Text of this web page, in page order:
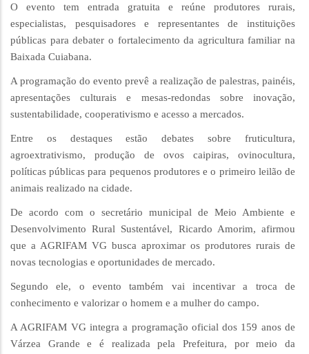
O evento tem entrada gratuita e reúne produtores rurais,
especialistas, pesquisadores e representantes de instituições
públicas para debater o fortalecimento da agricultura familiar na
Baixada Cuiabana.
A programação do evento prevê a realização de palestras, painéis,
apresentações culturais e mesas-redondas sobre inovação,
sustentabilidade, cooperativismo e acesso a mercados.
Entre os destaques estão debates sobre fruticultura,
agroextrativismo, produção de ovos caipiras, ovinocultura,
políticas públicas para pequenos produtores e o primeiro leilão de
animais realizado na cidade.
De acordo com o secretário municipal de Meio Ambiente e
Desenvolvimento Rural Sustentável, Ricardo Amorim, afirmou
que a AGRIFAM VG busca aproximar os produtores rurais de
novas tecnologias e oportunidades de mercado.
Segundo ele, o evento também vai incentivar a troca de
conhecimento e valorizar o homem e a mulher do campo.
A AGRIFAM VG integra a programação oficial dos 159 anos de
Várzea Grande e é realizada pela Prefeitura, por meio da